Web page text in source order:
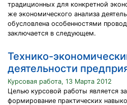
традиционных для конкретной
же экономического анализа
обусловлена особенностями
заключается в следующем.
Технико-
деятельности
Курсовая работа, 13 Марта 2012
Целью курсовой работы является
формирование практических